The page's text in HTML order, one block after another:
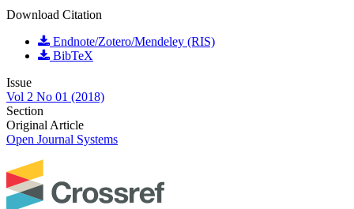
Download Citation
Endnote/Zotero/Mendeley (RIS)
BibTeX
Issue
Vol 2 No 01 (2018)
Section
Original Article
Open Journal Systems